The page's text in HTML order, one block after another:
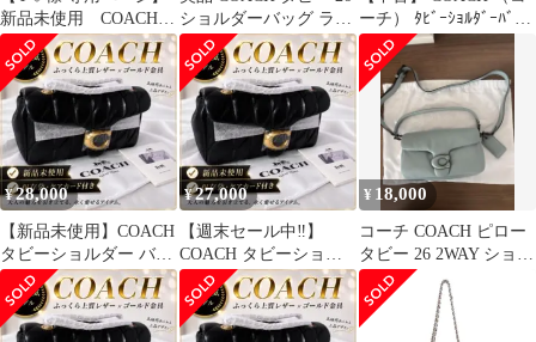
新品未使用 COACH
ピロータビー26 ショル
ダーバッグ
ショルダーバッグ ラブ
ド レザー 付属品完備
ーチ） ﾀﾋﾞｰｼｮﾙﾀﾞｰﾊﾞｯ
ｸﾞ20 バッグ ショルダ
ー/メッセンジャーバッ
グ 2WAY ﾌﾞﾗｯｸ 黒
Tabby Black CM546
used:AB
¥28,000
【新品未使用】COACH
タビーショルダー バッ
グ26キルティングナッ
パレザー
¥27,000
【週末セール中‼︎】
COACH タビーショル
ダーバッグ26キルティ
ングナッパレザー
¥ 18,000
コーチ COACH ピロー
タビー 26 2WAY ショル
ダーバッグ